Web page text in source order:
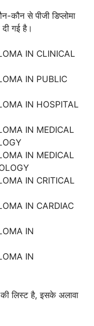
से पीजी डिप्लोमा
गई है।
IN CLINICAL
IN PUBLIC
IN HOSPITAL
IN MEDICAL
IN MEDICAL
IN CRITICAL
IN CARDIAC
IN
IN
की लिस्ट है, इसके अलावा